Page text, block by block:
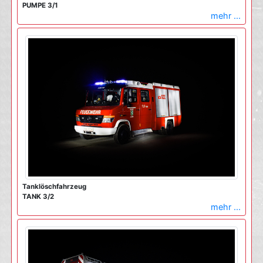
PUMPE 3/1
mehr ...
Tanklöschfahrzeug
TANK 3/2
mehr ...